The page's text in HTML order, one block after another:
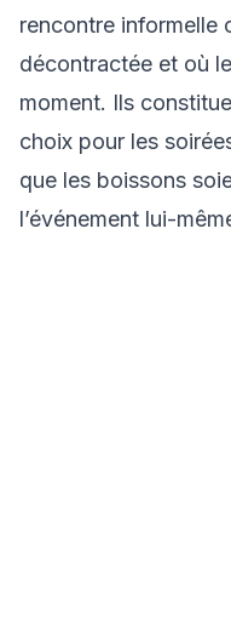
rencontre informelle
décontractée et où
moment. Ils
choix pour les
que les boissons
l’événement lui-